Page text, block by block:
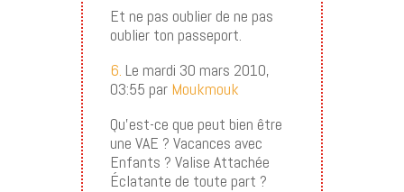
Et ne pas oublier de ne pas
oublier ton passeport.
6. Le mardi 30 mars 2010,
03:55 par Moukmouk
Qu’est-ce que peut bien être
une VAE ? Vacances avec
Enfants ? Valise Attachée
Éclatante de toute part ?